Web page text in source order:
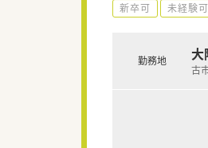
新卒可 未経験可
勤務地 大
古